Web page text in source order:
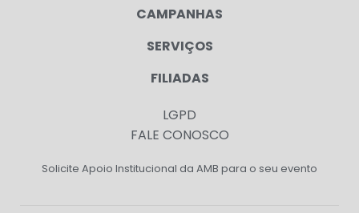
CAMPANHAS
SERVIÇOS
FILIADAS
LGPD
FALE CONOSCO
Solicite Apoio Institucional da AMB para o seu evento